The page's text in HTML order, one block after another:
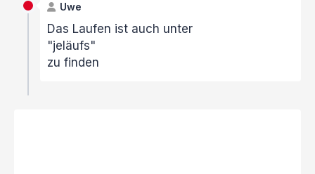
Uwe
Das Laufen ist auch unter
"jeläufs"
zu finden